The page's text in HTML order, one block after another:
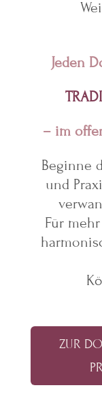
Jeden
– im
Beginne
und
Für
ZUR